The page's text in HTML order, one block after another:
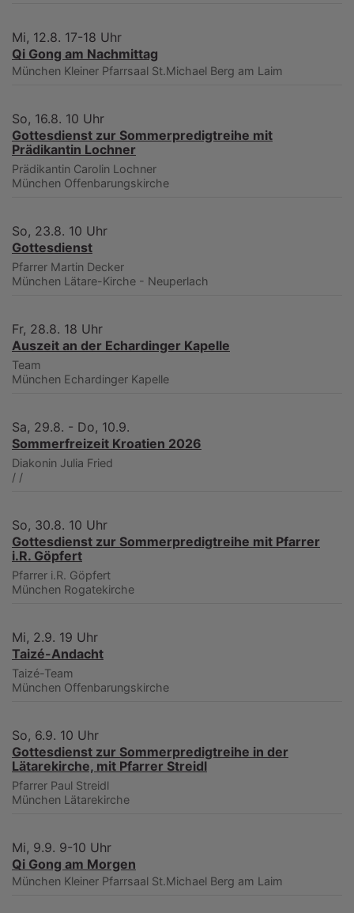
Mi, 12.8. 17-18 Uhr
Qi Gong am Nachmittag
München Kleiner Pfarrsaal St.Michael Berg am Laim
So, 16.8. 10 Uhr
Gottesdienst zur Sommerpredigtreihe mit
Prädikantin Lochner
Prädikantin Carolin Lochner
München Offenbarungskirche
So, 23.8. 10 Uhr
Gottesdienst
Pfarrer Martin Decker
München Lätare-Kirche - Neuperlach
Fr, 28.8. 18 Uhr
Auszeit an der Echardinger Kapelle
Team
München Echardinger Kapelle
Sa, 29.8. - Do, 10.9.
Sommerfreizeit Kroatien 2026
Diakonin Julia Fried
/ /
So, 30.8. 10 Uhr
Gottesdienst zur Sommerpredigtreihe mit Pfarrer
i.R. Göpfert
Pfarrer i.R. Göpfert
München Rogatekirche
Mi, 2.9. 19 Uhr
Taizé-Andacht
Taizé-Team
München Offenbarungskirche
So, 6.9. 10 Uhr
Gottesdienst zur Sommerpredigtreihe in der
Lätarekirche, mit Pfarrer Streidl
Pfarrer Paul Streidl
München Lätarekirche
Mi, 9.9. 9-10 Uhr
Qi Gong am Morgen
München Kleiner Pfarrsaal St.Michael Berg am Laim